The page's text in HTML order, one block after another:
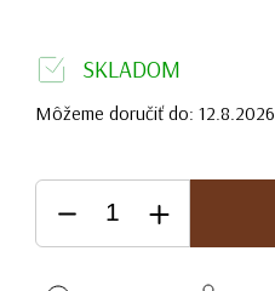
SKLADOM
Môžeme doručiť do: 12.8.2026